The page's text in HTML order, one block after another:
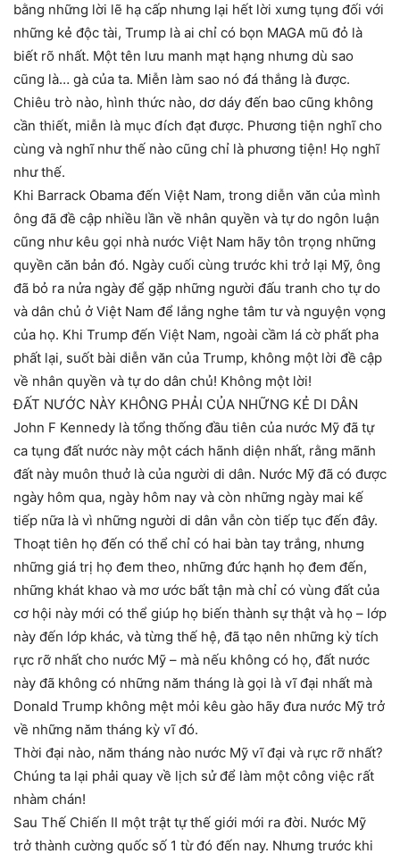
bằng những lời lẽ hạ cấp nhưng lại hết lời xưng tụng đối với
những kẻ độc tài, Trump là ai chỉ có bọn MAGA mũ đỏ là
biết rõ nhất. Một tên lưu manh mạt hạng nhưng dù sao
cũng là… gà của ta. Miễn làm sao nó đá thắng là được.
Chiêu trò nào, hình thức nào, dơ dáy đến bao cũng không
cần thiết, miễn là mục đích đạt được. Phương tiện nghĩ cho
cùng và nghĩ như thế nào cũng chỉ là phương tiện! Họ nghĩ
như thế.
Khi Barrack Obama đến Việt Nam, trong diễn văn của mình
ông đã đề cập nhiều lần về nhân quyền và tự do ngôn luận
cũng như kêu gọi nhà nước Việt Nam hãy tôn trọng những
quyền căn bản đó. Ngày cuối cùng trước khi trở lại Mỹ, ông
đã bỏ ra nửa ngày để gặp những người đấu tranh cho tự do
và dân chủ ở Việt Nam để lắng nghe tâm tư và nguyện vọng
của họ. Khi Trump đến Việt Nam, ngoài cầm lá cờ phất pha
phất lại, suốt bài diễn văn của Trump, không một lời đề cập
về nhân quyền và tự do dân chủ! Không một lời!
ĐẤT NƯỚC NÀY KHÔNG PHẢI CỦA NHỮNG KẺ DI DÂN
John F Kennedy là tổng thống đầu tiên của nước Mỹ đã tự
ca tụng đất nước này một cách hãnh diện nhất, rằng mãnh
đất này muôn thuở là của người di dân. Nước Mỹ đã có được
ngày hôm qua, ngày hôm nay và còn những ngày mai kế
tiếp nữa là vì những người di dân vẫn còn tiếp tục đến đây.
Thoạt tiên họ đến có thể chỉ có hai bàn tay trắng, nhưng
những giá trị họ đem theo, những đức hạnh họ đem đến,
những khát khao và mơ ước bất tận mà chỉ có vùng đất của
cơ hội này mới có thể giúp họ biến thành sự thật và họ – lớp
này đến lớp khác, và từng thế hệ, đã tạo nên những kỳ tích
rực rỡ nhất cho nước Mỹ – mà nếu không có họ, đất nước
này đã không có những năm tháng là gọi là vĩ đại nhất mà
Donald Trump không mệt mỏi kêu gào hãy đưa nước Mỹ trở
về những năm tháng kỳ vĩ đó.
Thời đại nào, năm tháng nào nước Mỹ vĩ đại và rực rỡ nhất?
Chúng ta lại phải quay về lịch sử để làm một công việc rất
nhàm chán!
Sau Thế Chiến II một trật tự thế giới mới ra đời. Nước Mỹ
trở thành cường quốc số 1 từ đó đến nay. Nhưng trước khi